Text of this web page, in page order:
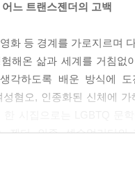
느 트랜스젠더의 고백
화 등 경계를 가로지르며
해온 삶과 세계를 거침
각하도록 배운 방식에
혐오, 인종화된 신체에
젠더, 인종, 섹슈얼리티